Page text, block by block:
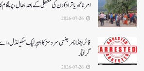
امرناتھ یاترا 6دن کی معطلی کے بعد بحال،پہلگام کا راستہ فی الحال بند، بالتل کھلا ہوا
گرفتار